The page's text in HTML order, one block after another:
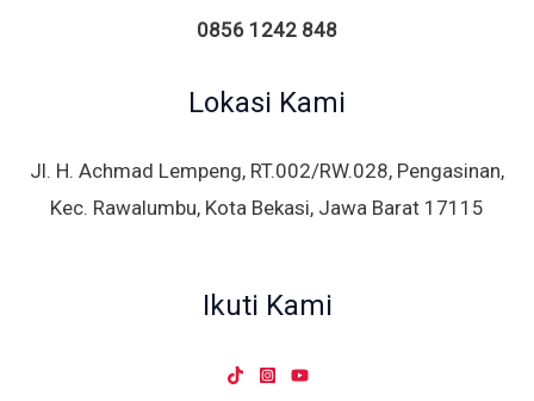
0856 1242 848
Lokasi Kami
Jl. H. Achmad Lempeng, RT.002/RW.028, Pengasinan,
Kec. Rawalumbu, Kota Bekasi, Jawa Barat 17115
Ikuti Kami